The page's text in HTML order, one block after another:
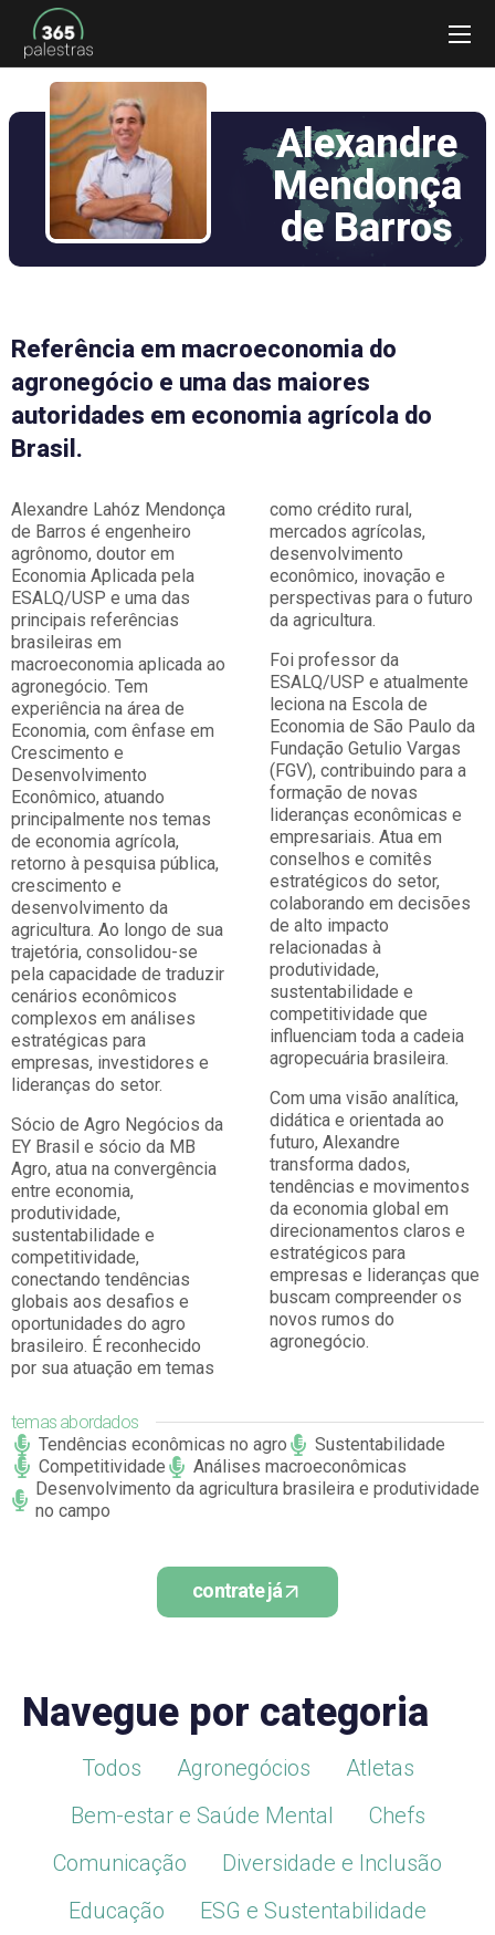
Alexandre
Mendonça
de Barros
Referência em macroeconomia do
agronegócio e uma das maiores
autoridades em economia agrícola do
Brasil.
Alexandre Lahóz Mendonça
de Barros é engenheiro
agrônomo, doutor em
Economia Aplicada pela
ESALQ/USP e uma das
principais referências
brasileiras em
macroeconomia aplicada ao
agronegócio. Tem
experiência na área de
Economia, com ênfase em
Crescimento e
Desenvolvimento
Econômico, atuando
principalmente nos temas
de economia agrícola,
retorno à pesquisa pública,
crescimento e
desenvolvimento da
agricultura. Ao longo de sua
trajetória, consolidou-se
pela capacidade de traduzir
cenários econômicos
complexos em análises
estratégicas para
empresas, investidores e
lideranças do setor.
Sócio de Agro Negócios da
EY Brasil e sócio da MB
Agro, atua na convergência
entre economia,
produtividade,
sustentabilidade e
competitividade,
conectando tendências
globais aos desafios e
oportunidades do agro
brasileiro. É reconhecido
por sua atuação em temas
como crédito rural,
mercados agrícolas,
desenvolvimento
econômico, inovação e
perspectivas para o futuro
da agricultura.
Foi professor da
ESALQ/USP e atualmente
leciona na Escola de
Economia de São Paulo da
Fundação Getulio Vargas
(FGV), contribuindo para a
formação de novas
lideranças econômicas e
empresariais. Atua em
conselhos e comitês
estratégicos do setor,
colaborando em decisões
de alto impacto
relacionadas à
produtividade,
sustentabilidade e
competitividade que
influenciam toda a cadeia
agropecuária brasileira.
Com uma visão analítica,
didática e orientada ao
futuro, Alexandre
transforma dados,
tendências e movimentos
da economia global em
direcionamentos claros e
estratégicos para
empresas e lideranças que
buscam compreender os
novos rumos do
agronegócio.
temas abordados
Tendências econômicas no agro
Sustentabilidade
Competitividade
Análises macroeconômicas
Desenvolvimento da agricultura brasileira e produtividade
no campo
contrate já
Navegue por categoria
Todos Agronegócios
Atletas
Bem-estar e Saúde Mental
Chefs
Comunicação
Diversidade e Inclusão
Educação
ESG e Sustentabilidade